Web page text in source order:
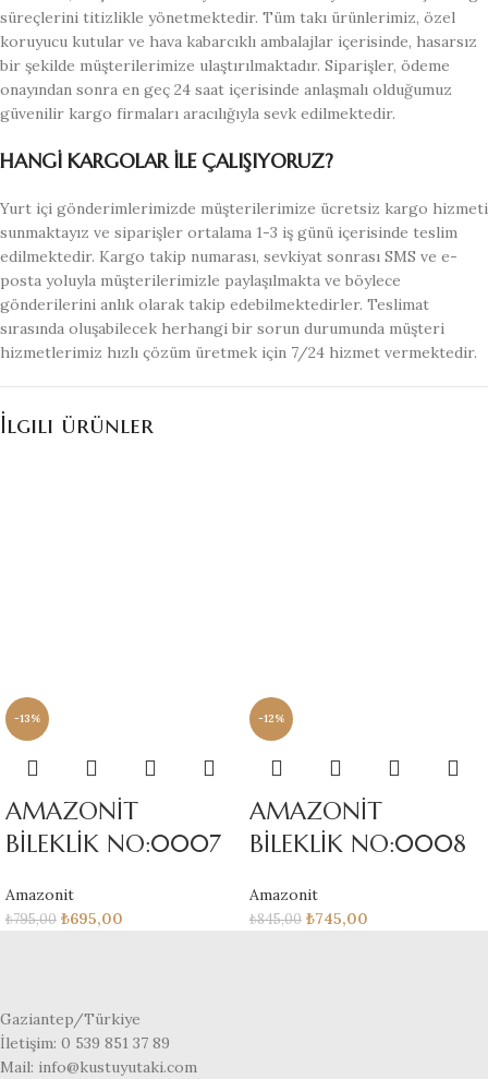
süreçlerini titizlikle yönetmektedir. Tüm takı ürünlerimiz, özel
koruyucu kutular ve hava kabarcıklı ambalajlar içerisinde, hasarsız
bir şekilde müşterilerimize ulaştırılmaktadır. Siparişler, ödeme
onayından sonra en geç 24 saat içerisinde anlaşmalı olduğumuz
güvenilir kargo firmaları aracılığıyla sevk edilmektedir.
HANGİ KARGOLAR İLE ÇALIŞIYORUZ?
Yurt içi gönderimlerimizde müşterilerimize ücretsiz kargo hizmeti
sunmaktayız ve siparişler ortalama 1-3 iş günü içerisinde teslim
edilmektedir. Kargo takip numarası, sevkiyat sonrası SMS ve e-
posta yoluyla müşterilerimizle paylaşılmakta ve böylece
gönderilerini anlık olarak takip edebilmektedirler. Teslimat
sırasında oluşabilecek herhangi bir sorun durumunda müşteri
hizmetlerimiz hızlı çözüm üretmek için 7/24 hizmet vermektedir.
İlgili ürünler
-13%
AMAZONİT
BİLEKLİK NO:0007
Amazonit
₺795,00 ₺695,00
-12%
AMAZONİT
BİLEKLİK NO:0008
Amazonit
₺845,00 ₺745,00
Gaziantep/Türkiye
İletişim: 0 539 851 37 89
Mail: info@kustuyutaki.com